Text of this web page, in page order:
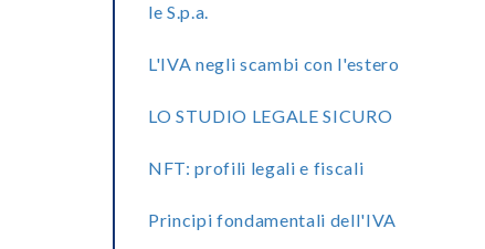
le S.p.a.
L'IVA negli scambi con l'estero
LO STUDIO LEGALE SICURO
NFT: profili legali e fiscali
Principi fondamentali dell'IVA